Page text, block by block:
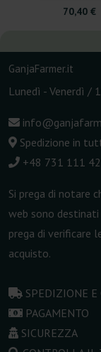
70,40 €
GanjaFarmer.it
Lunedì - Venerdì /
Spedizione in
+48 731 111
Si prega di notare
web sono
prega di verificare
acquisto.
SPEDIZIONE E
PAGAMENTO
SICUREZZA